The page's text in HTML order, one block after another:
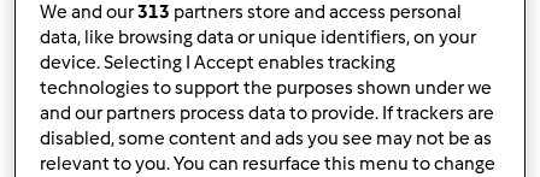
Który model Thermomix ® posiadasz?
Thermomix ® TM 31
Najlepszy przepis
Kapusta czerwona na ciepło-najprostsza
We and our313 partners store and access personal
data, like browsing data or unique identifiers, on your
device. Selecting I Accept enables tracking
technologies to support the purposes shown under we
and our partners process data to provide. If trackers are
disabled, some content and ads you see may not be as
relevant to you. You can resurface this menu to change